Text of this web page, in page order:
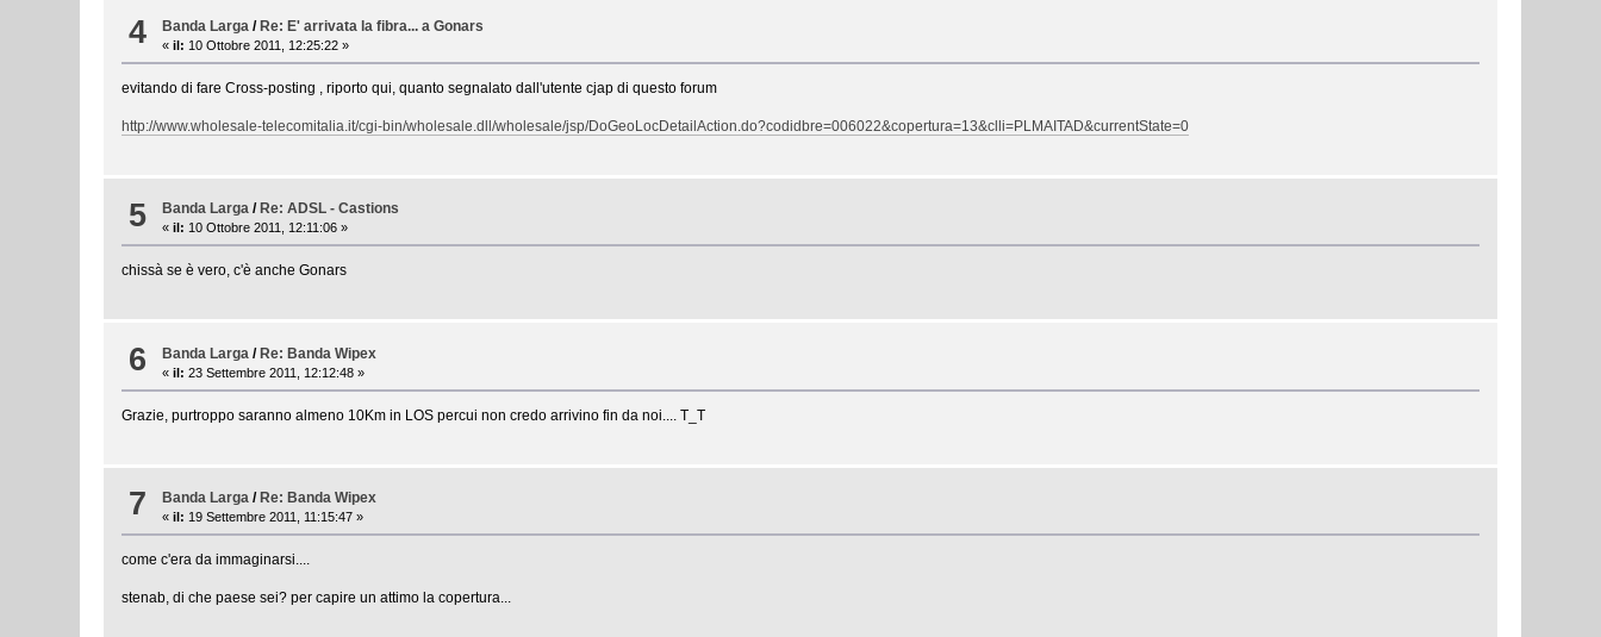
4 Banda Larga /Re: E' arrivata la fibra... a Gonars
«il: 10 Ottobre 2011, 12:25:22 »
evitando di fare Cross-posting , riporto qui, quanto segnalato dall'utente cjap di questo forum
http://www.wholesale-telecomitalia.it/cgi-bin/wholesale.dll/wholesale/jsp/DoGeoLocDetailAction.do?codidbre=006022&copertura=13&clli=PLMAITAD&currentState=0
5 Banda Larga / Re: ADSL - Castions
«il: 10 Ottobre 2011, 12:11:06 »
chissà se è vero, c'è anche Gonars
6 Banda Larga /Re: Banda Wipex
«il: 23 Settembre 2011, 12:12:48 »
Grazie, purtroppo saranno almeno 10Km in LOS percui non credo arrivino fin da noi.... T_T
7 Banda Larga / Re: Banda Wipex
«il: 19 Settembre 2011, 11:15:47 »
come c'era da immaginarsi....
stenab, di che paese sei? per capire un attimo la copertura...